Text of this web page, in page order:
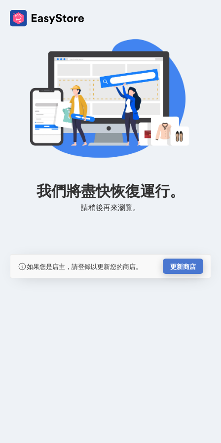
我們將盡快恢復運行。
請稍後再來瀏覽。
如果您是店主，請登錄以更新您的商店。 更新商店